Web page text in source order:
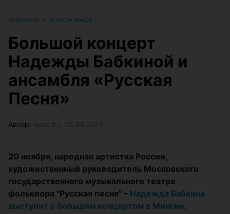
Инфокиоск • Новости афиши
Большой концерт
Надежды Бабкиной и
ансамбля «Русская
Песня»
Автор:
20 ноября, народная артистка России,
художественный руководитель Московского
государственного музыкального театра
фольклора "Русская песня" - Надежда Бабкина
выступит с большим концертом в Минске.